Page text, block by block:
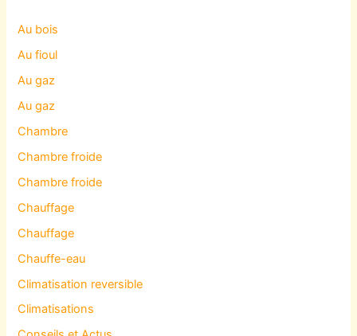
Au bois
Au fioul
Au gaz
Au gaz
Chambre
Chambre froide
Chambre froide
Chauffage
Chauffage
Chauffe-eau
Climatisation reversible
Climatisations